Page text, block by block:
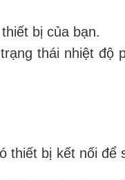
bị của bạn.
thái nhiệt độ
thiết bị kết nối để